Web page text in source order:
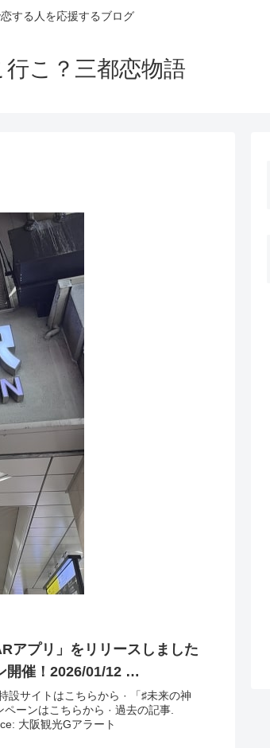
する人を応援するブログ
行こ？三都恋物語
アプリ」をリリースしました
開催！2026/01/12 …
設サイトはこちらから · 「♯未来の神
ーンはこちらから · 過去の記事.
大阪観光Gアラート